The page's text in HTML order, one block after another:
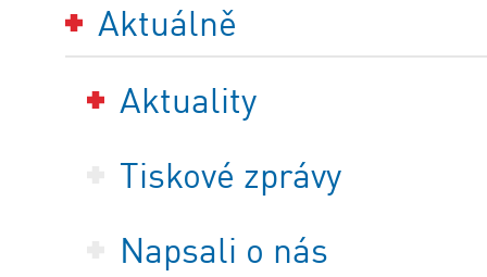
Aktuálně
Aktuality
Tiskové zprávy
Napsali o nás